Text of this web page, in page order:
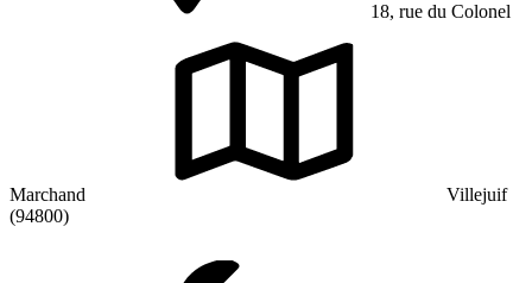
18, rue du Colonel
Marchand
Villejuif
(94800)